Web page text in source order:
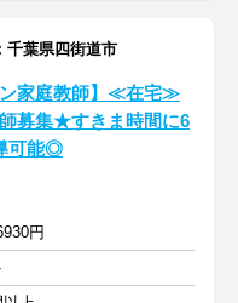
葉県四街道市
ン家庭教師】≪在宅≫
募集★すきま時間に6
可能◎
円